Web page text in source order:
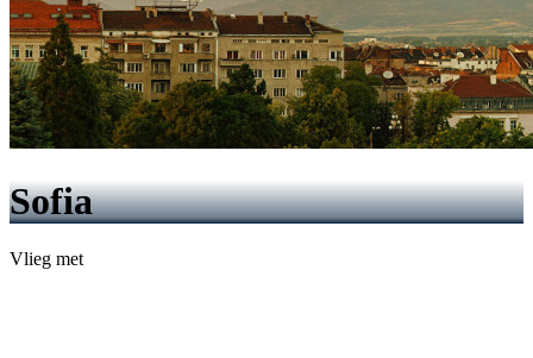
Sofia
Vlieg met